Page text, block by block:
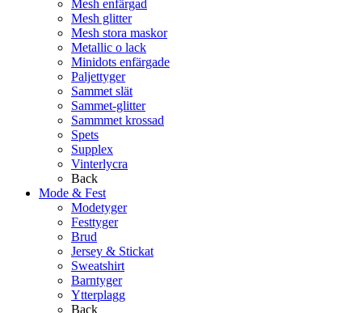
Mesh enfärgad
Mesh glitter
Mesh stora maskor
Metallic o lack
Minidots enfärgade
Paljettyger
Sammet slät
Sammet-glitter
Sammmet krossad
Spets
Supplex
Vinterlycra
Back
Mode & Fest
Modetyger
Festtyger
Brud
Jersey & Stickat
Sweatshirt
Barntyger
Ytterplagg
Back